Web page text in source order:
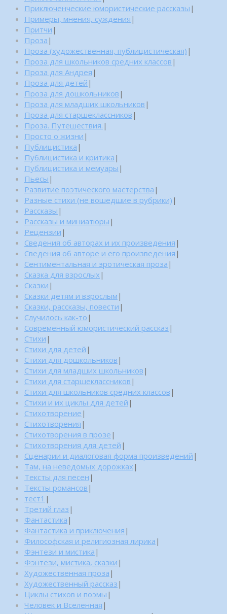
Приключенческие юмористические рассказы |
Примеры, мнения, суждения |
Притчи |
Проза |
Проза (художественная, публицистическая) |
Проза для школьников средних классов |
Проза для Андрея |
Проза для детей |
Проза для дошкольников |
Проза для младших школьников |
Проза для старшеклассников |
Проза. Путешествия. |
Просто о жизни |
Публицистика |
Публицистика и критика |
Публицистика и мемуары |
Пьесы |
Развитие поэтического мастерства |
Разные стихи (не вошедшие в рубрики) |
Рассказы |
Рассказы и миниатюры |
Рецензии |
Сведения об авторах и их произведения |
Сведения об авторе и его произведения |
Сентиментальная и эротическая проза |
Сказка для взрослых |
Сказки |
Сказки детям и взрослым |
Сказки, рассказы, повести |
Случилось как-то |
Современный юмористический рассказ |
Стихи |
Стихи для детей |
Стихи для дошкольников |
Стихи для младших школьников |
Стихи для старшеклассников |
Стихи для школьников средних классов |
Стихи и их циклы для детей |
Стихотворение |
Стихотворения |
Стихотворения в прозе |
Стихотворения для детей |
Сценарии и диалоговая форма произведений |
Там, на неведомых дорожках |
Тексты для песен |
Тексты романсов |
тест1 |
Третий глаз |
Фантастика |
Фантастика и приключения |
Философская и религиозная лирика |
Фэнтези и мистика |
Фэнтези, мистика, сказки |
Художественная проза |
Художественный рассказ |
Циклы стихов и поэмы |
Человек и Вселенная |